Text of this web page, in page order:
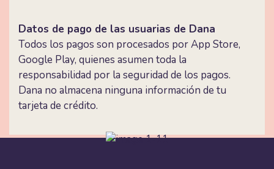
Datos de pago de las usuarias de Dana
Todos los pagos son procesados ​​por App Store,
Google Play, quienes asumen toda la
responsabilidad por la seguridad de los pagos.
Dana no almacena ninguna información de tu
tarjeta de crédito.